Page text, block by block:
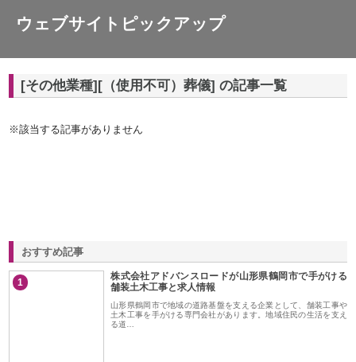
ウェブサイトピックアップ
[その他業種][（使用不可）葬儀] の記事一覧
※該当する記事がありません
おすすめ記事
1
株式会社アドバンスロードが山形県鶴岡市で手がける
舗装土木工事と求人情報
山形県鶴岡市で地域の道路基盤を支える企業として、舗装工事や
土木工事を手がける専門会社があります。地域住民の生活を支え
る道…